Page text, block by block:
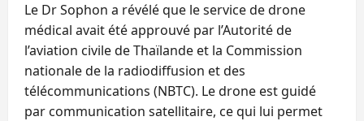
Le Dr Sophon a révélé que le service de drone
médical avait été approuvé par l’Autorité de
l’aviation civile de Thaïlande et la Commission
nationale de la radiodiffusion et des
télécommunications (NBTC). Le drone est guidé
par communication satellitaire, ce qui lui permet